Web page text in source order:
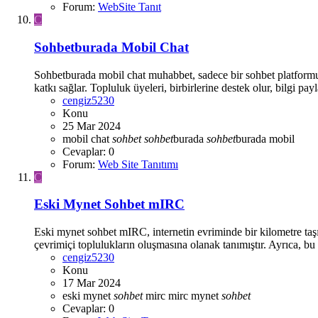
Forum: WebSite Tanıt
C
Sohbetburada Mobil Chat
Sohbetburada mobil chat muhabbet, sadece bir sohbet
katkı sağlar. Topluluk üyeleri, birbirlerine destek olur, bilgi
cengiz5230
Konu
25 Mar 2024
mobil chat sohbet sohbetburada sohbetburada mobil
Cevaplar: 0
Forum: Web Site Tanıtımı
C
Eski Mynet Sohbet mIRC
Eski mynet sohbet mIRC, internetin evriminde bir kilometre
çevrimiçi toplulukların oluşmasına olanak tanımıştır. Ayrıca,
cengiz5230
Konu
17 Mar 2024
eski mynet sohbetmirc mirc mynet sohbet
Cevaplar: 0